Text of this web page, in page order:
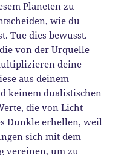
Planeten zu
wie du
Tue dies bewusst.
von der Urquelle
deine
aus deinem
keinem dualistischen
die von Licht
Dunkle erhellen, weil
sich mit dem
vereinen, um zu